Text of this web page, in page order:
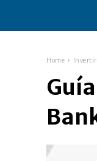
Home Invertir